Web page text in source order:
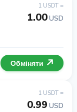
1 USDT =
1.00USD
Обміняти
1 USDT =
0.99 USD